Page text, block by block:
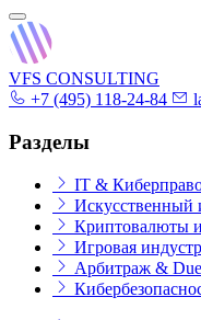
VFS CONSULTING
+7 (495) 118-24-84
Разделы
IT &
Искусственный
Криптовалюты
Игровая
Арбитраж &